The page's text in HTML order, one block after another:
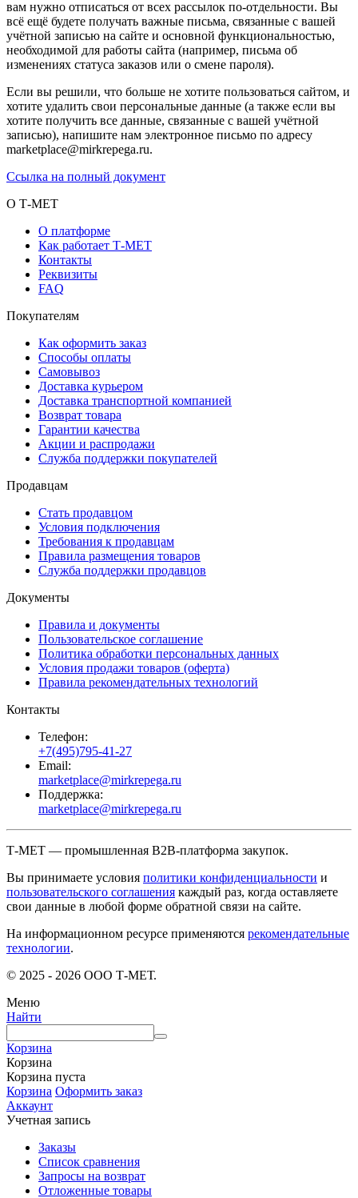
вам нужно отписаться от всех рассылок по-отдельности. Вы
всё ещё будете получать важные письма, связанные с вашей
учётной записью на сайте и основной функциональностью,
необходимой для работы сайта (например, письма об
изменениях статуса заказов или о смене пароля).
Если вы решили, что больше не хотите пользоваться сайтом, и
хотите удалить свои персональные данные (а также если вы
хотите получить все данные, связанные с вашей учётной
записью), напишите нам электронное письмо по адресу
marketplace@mirkrepega.ru.
Ссылка на полный документ
О Т-МЕТ
О платформе
Как работает Т-МЕТ
Контакты
Реквизиты
FAQ
Покупателям
Как оформить заказ
Способы оплаты
Самовывоз
Доставка курьером
Доставка транспортной компанией
Возврат товара
Гарантии качества
Акции и распродажи
Служба поддержки покупателей
Продавцам
Стать продавцом
Условия подключения
Требования к продавцам
Правила размещения товаров
Служба поддержки продавцов
Документы
Правила и документы
Пользовательское соглашение
Политика обработки персональных данных
Условия продажи товаров (оферта)
Правила рекомендательных технологий
Контакты
Телефон:
+7(495)795-41-27
Email:
marketplace@mirkrepega.ru
Поддержка:
marketplace@mirkrepega.ru
Т-МЕТ — промышленная B2B-платформа закупок.
Вы принимаете условия политики конфиденциальности и
пользовательского соглашения каждый раз, когда оставляете
свои данные в любой форме обратной связи на сайте.
На информационном ресурсе применяются рекомендательные
технологии.
© 2025 - 2026 ООО Т-МЕТ.
Меню
Найти
Корзина
Корзина
Корзина пуста
Корзина Оформить заказ
Аккаунт
Учетная запись
Заказы
Список сравнения
Запросы на возврат
Отложенные товары